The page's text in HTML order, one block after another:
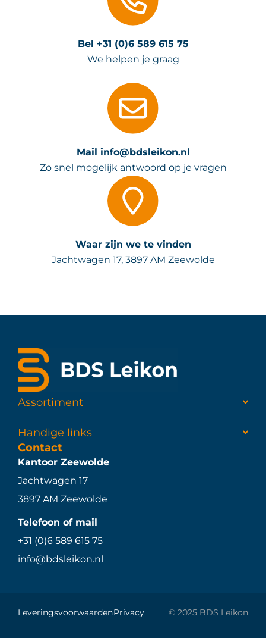
Bel +31 (0)6 589 615 75
We helpen je graag
Mail info@bdsleikon.nl
Zo snel mogelijk antwoord op je vragen
Waar zijn we te vinden
Jachtwagen 17, 3897 AM Zeewolde
Assortiment
Handige links
Contact
Kantoor Zeewolde
Jachtwagen 17
3897 AM Zeewolde
Telefoon of mail
+31 (0)6 589 615 75
info@bdsleikon.nl
LeveringsvoorwaardenPrivacy © 2025 BDS Leikon